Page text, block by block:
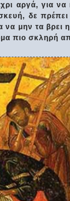
αργά, για
δε πρέπει
μην τα βρει
πιο σκληρή